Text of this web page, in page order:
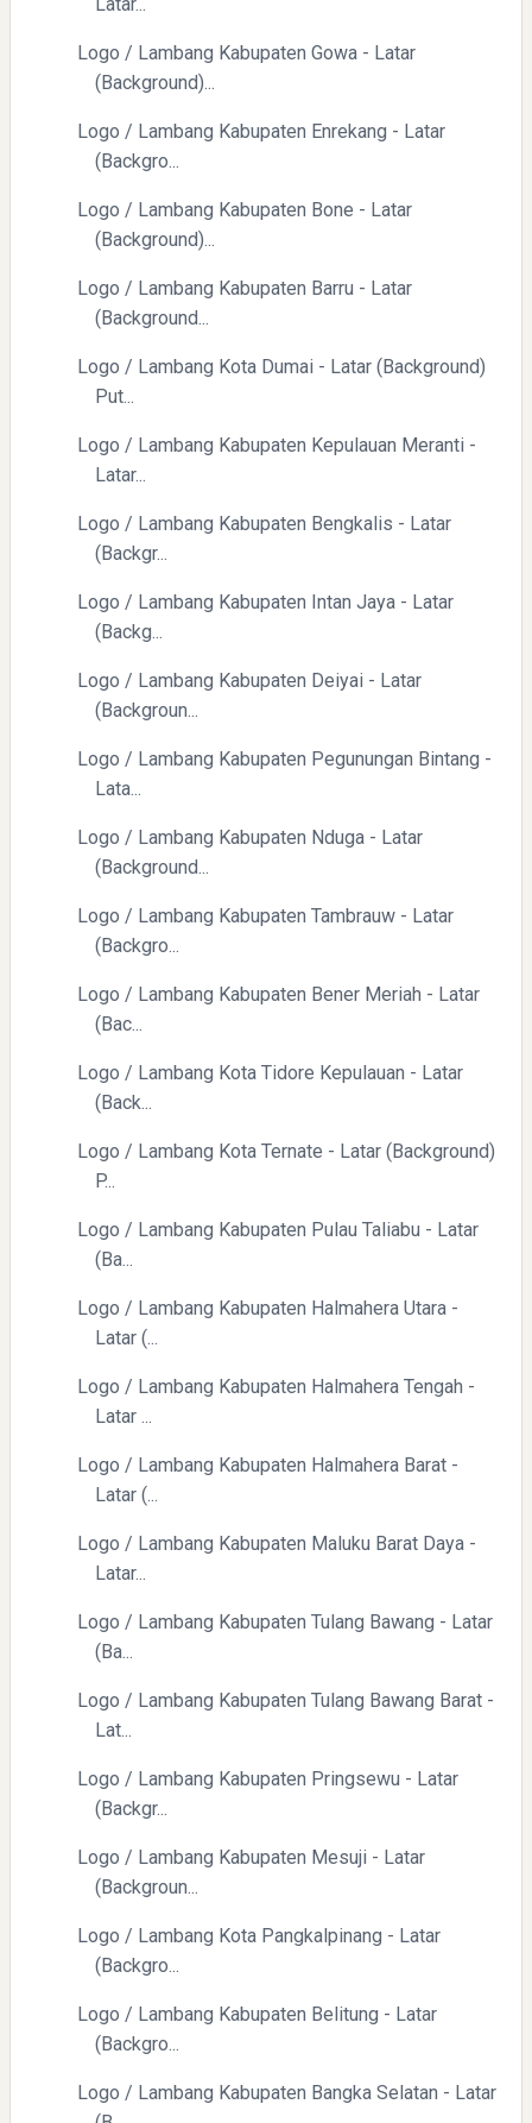
Logo / Lambang Kabupaten Gowa - Latar
(Background)...
Logo / Lambang Kabupaten Enrekang - Latar
(Backgro...
Logo / Lambang Kabupaten Bone - Latar
(Background)...
Logo / Lambang Kabupaten Barru - Latar
(Background...
Logo / Lambang Kota Dumai - Latar (Background)
Put...
Logo / Lambang Kabupaten Kepulauan Meranti -
Latar...
Logo / Lambang Kabupaten Bengkalis - Latar
(Backgr...
Logo / Lambang Kabupaten Intan Jaya - Latar
(Backg...
Logo / Lambang Kabupaten Deiyai - Latar
(Backgroun...
Logo / Lambang Kabupaten Pegunungan Bintang -
Lata...
Logo / Lambang Kabupaten Nduga - Latar
(Background...
Logo / Lambang Kabupaten Tambrauw - Latar
(Backgro...
Logo / Lambang Kabupaten Bener Meriah - Latar
(Bac...
Logo / Lambang Kota Tidore Kepulauan - Latar
(Back...
Logo / Lambang Kota Ternate - Latar (Background)
P...
Logo / Lambang Kabupaten Pulau Taliabu - Latar
(Ba...
Logo / Lambang Kabupaten Halmahera Utara -
Latar (...
Logo / Lambang Kabupaten Halmahera Tengah -
Latar ...
Logo / Lambang Kabupaten Halmahera Barat -
Latar (...
Logo / Lambang Kabupaten Maluku Barat Daya -
Latar...
Logo / Lambang Kabupaten Tulang Bawang - Latar
(Ba...
Logo / Lambang Kabupaten Tulang Bawang Barat -
Lat...
Logo / Lambang Kabupaten Pringsewu - Latar
(Backgr...
Logo / Lambang Kabupaten Mesuji - Latar
(Backgroun...
Logo / Lambang Kota Pangkalpinang - Latar
(Backgro...
Logo / Lambang Kabupaten Belitung - Latar
(Backgro...
Logo / Lambang Kabupaten Bangka Selatan - Latar